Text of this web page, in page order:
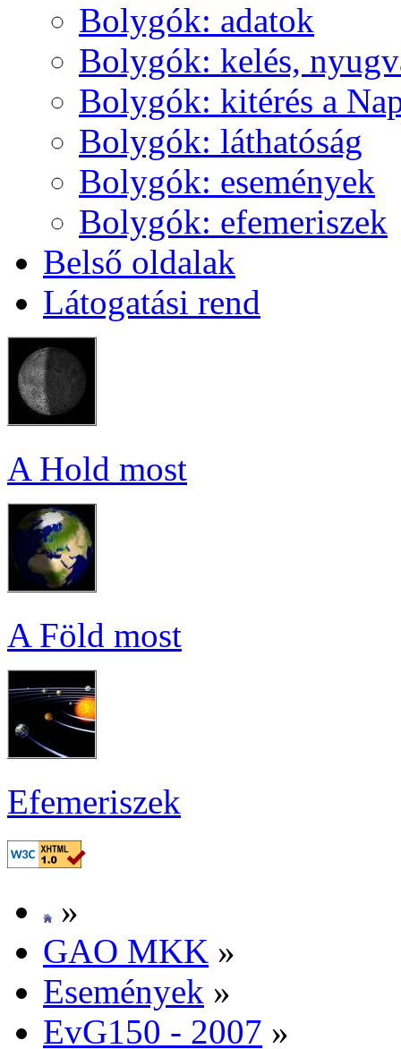
Boly­gók: ada­tok
Boly­gók: ke­lés,
Boly­gók: ki­té­rés a
Boly­gók: lát­ha­tó­ság
Boly­gók: ese­mé­nyek
Boly­gók: efe­me­ri­szek
Bel­ső ol­da­lak
Lá­to­ga­tá­si rend
A Hold most
A Föld most
Efe­me­ri­szek
»
GAO MKK »
Ese­mé­nyek »
EvG150 - 2007 »